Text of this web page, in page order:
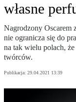
własne
Nagrodzony Oscarem
nie ogranicza się do
na tak wielu polach, że
twórców.
Publikacja: 29.04.2021 13:39